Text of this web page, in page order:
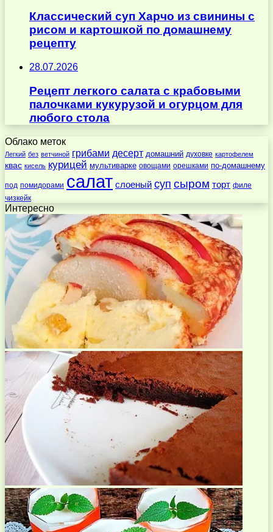
Классический суп Харчо из свинины с
рисом и картошкой по домашнему
рецепту
28.07.2026
Рецепт легкого салата с крабовыми
палочками кукурузой и огурцом для
любого стола
Облако меток
Легкий без ветчиной грибами десерт домашний духовке картофелем
квас кисель курицей мультиварке овощами орешками по-домашнему
под помидорами салат слоеный суп сыром торт филе
чизкейк
Интересно